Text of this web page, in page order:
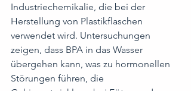
Industriechemikalie, die bei der
Herstellung von Plastikflaschen
verwendet wird. Untersuchungen
zeigen, dass BPA in das Wasser
übergehen kann, was zu hormonellen
Störungen führen, die